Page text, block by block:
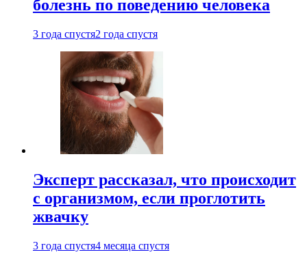
болезнь по поведению человека
3 года спустя2 года спустя
Эксперт рассказал, что происходит
с организмом, если проглотить
жвачку
3 года спустя4 месяца спустя